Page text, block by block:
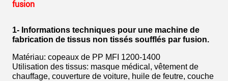
fusion
1- Informations techniques pour une machine de
fabrication de tissus non tissés soufflés par fusion.
Matériau: copeaux de PP MFI 1200-1400
Utilisation des tissus: masque médical, vêtement de
chauffage, couverture de voiture, huile de feutre, couche